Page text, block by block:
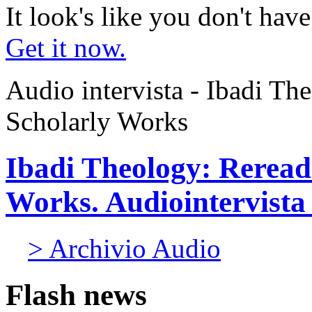
It look's like you don't
Get it now.
Audio intervista - Ibadi
Scholarly Works
Ibadi Theology:
Works.
> Archivio Audio
Flash news